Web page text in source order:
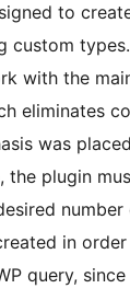
to
custom types.
with the
eliminates
was
the plugin
in
query,